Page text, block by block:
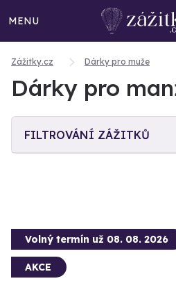
MENU
Zážitky.cz Dárky pro muže
Dárky pro
FILTROVÁNÍ ZÁŽITKŮ
Volný termín už 08. 08. 2026
AKCE